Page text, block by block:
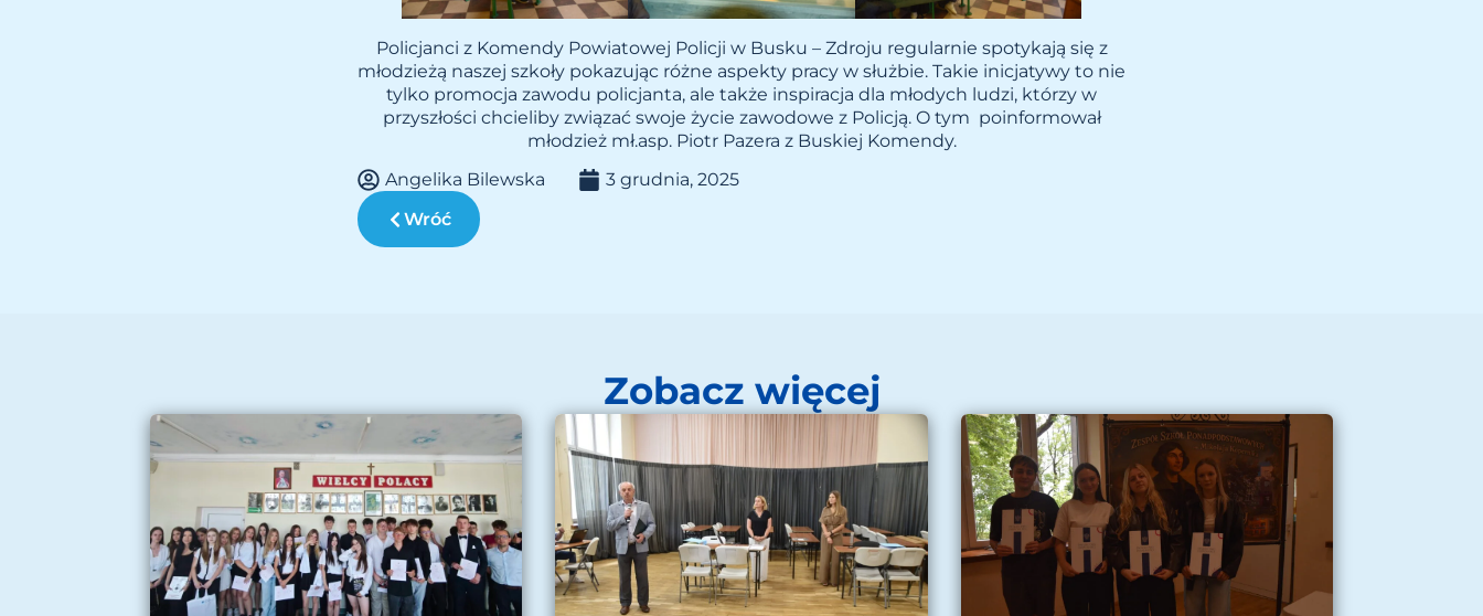
Policjanci z Komendy Powiatowej Policji w Busku – Zdroju regularnie spotykają się z
młodzieżą naszej szkoły pokazując różne aspekty pracy w służbie. Takie inicjatywy to nie
tylko promocja zawodu policjanta, ale także inspiracja dla młodych ludzi, którzy w
przyszłości chcieliby związać swoje życie zawodowe z Policją. O tym poinformował
młodzież mł.asp. Piotr Pazera z Buskiej Komendy.
Angelika Bilewska
3 grudnia, 2025
Wróć
Zobacz więcej